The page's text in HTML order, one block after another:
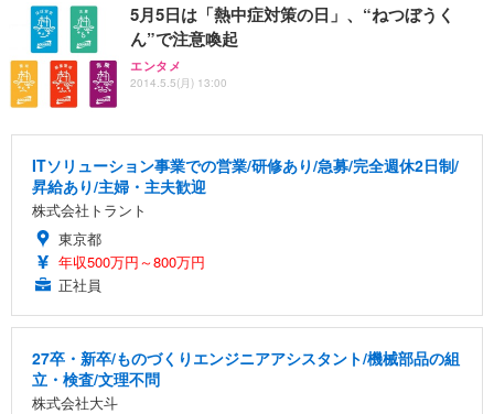
5月5日は「熱中症対策の日」、“ねつぼうく
ん”で注意喚起
エンタメ
2014.5.5(月) 13:00
ITソリューション事業での営業/研修あり/急募/完全週休2日制/
昇給あり/主婦・主夫歓迎
株式会社トラント
東京都
年収500万円～800万円
正社員
27卒・新卒/ものづくりエンジニアアシスタント/機械部品の組
立・検査/文理不問
株式会社大斗